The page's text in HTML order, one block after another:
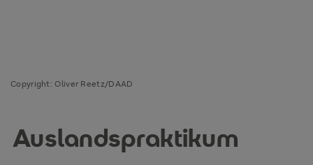
Copyright: Oliver Reetz/DAAD
Auslandspraktikum